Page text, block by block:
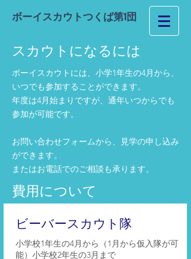
ボーイスカウトつくば第1団
スカウトになるには
ボーイスカウトには、小学1年生の4月から、
いつでも参加することができます。
年度は4月始まりですが、通年いつからでも
参加が可能です。
お問い合わせフォームから、見学の申し込み
ができます。
​またはお電話でのご相談も承ります。
費用について
​ビーバースカウト隊
小学校1年生の4月から（1月から仮入隊が可
能）小学校2年生の3月まで